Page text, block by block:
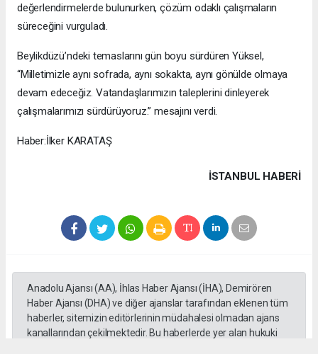
değerlendirmelerde bulunurken, çözüm odaklı çalışmaların
süreceğini vurguladı.
Beylikdüzü’ndeki temaslarını gün boyu sürdüren Yüksel,
“Milletimizle aynı sofrada, aynı sokakta, aynı gönülde olmaya
devam edeceğiz. Vatandaşlarımızın taleplerini dinleyerek
çalışmalarımızı sürdürüyoruz.” mesajını verdi.
Haber:İlker KARATAŞ
İSTANBUL HABERİ
Anadolu Ajansı (AA), İhlas Haber Ajansı (İHA), Demirören
Haber Ajansı (DHA) ve diğer ajanslar tarafından eklenen tüm
haberler, sitemizin editörlerinin müdahalesi olmadan ajans
kanallarından çekilmektedir. Bu haberlerde yer alan hukuki